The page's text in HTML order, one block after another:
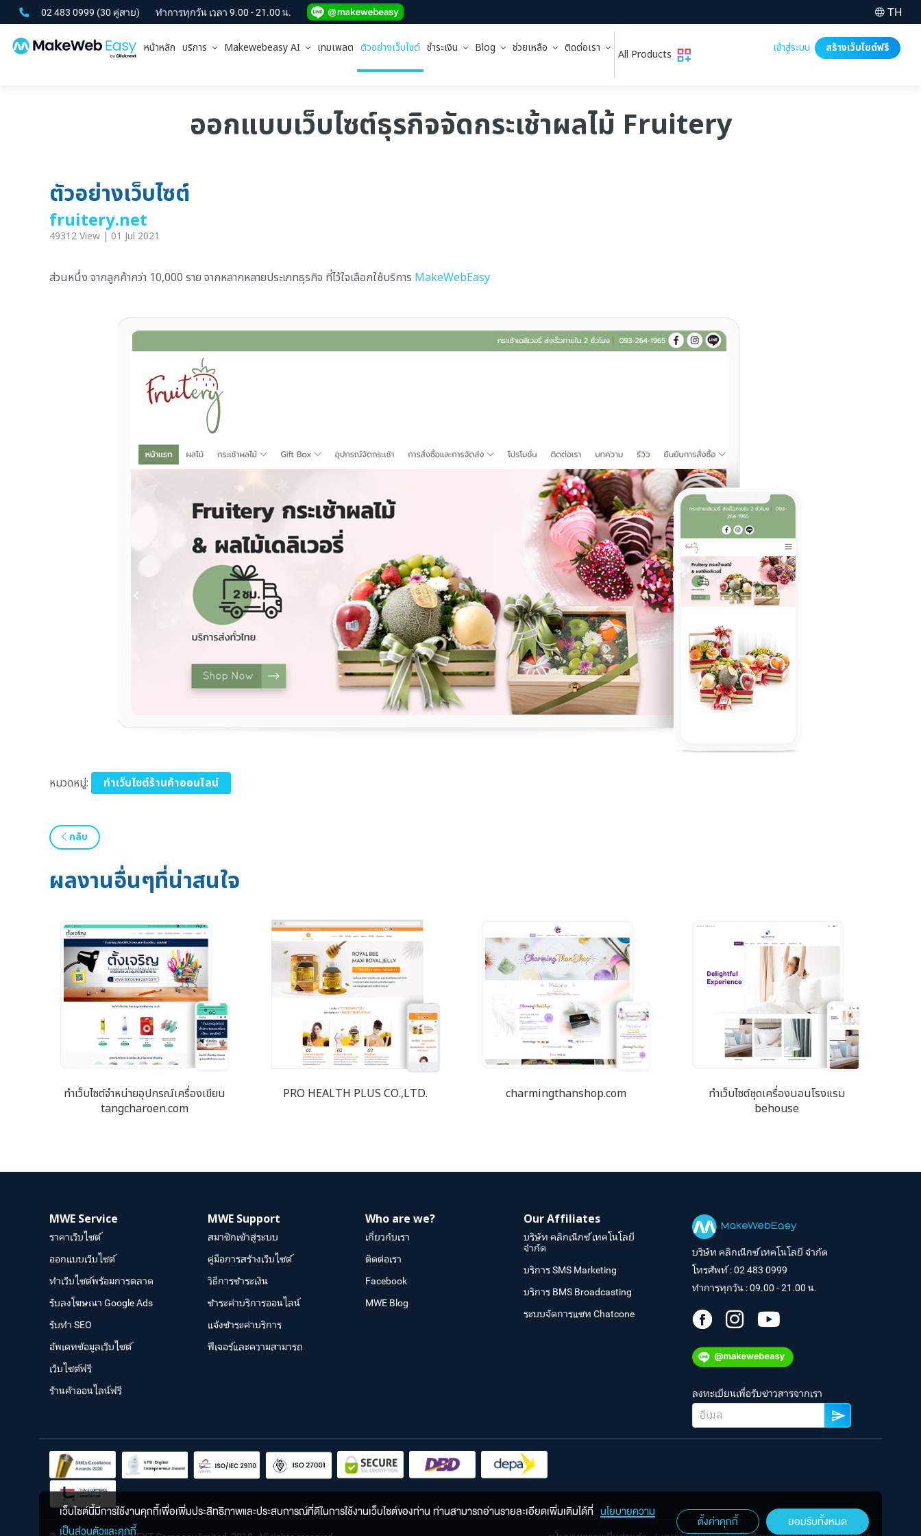
02 483 0999 (30 คู่สาย) ทำการทุกวัน เวลา 9.00 - 21.00 น. TH
หน้าหลัก บริการ Makewebeasy AI เทมเพลต ตัวอย่างเว็บไซต์ ชำระเงิน Blog ช่วยเหลือ ติดต่อเรา All Products เข้าสู่ระบบ สร้างเว็บไซต์ฟรี
ออกแบบเว็บไซต์ธุรกิจจัดกระเช้าผลไม้ Fruitery
ตัวอย่างเว็บไซต์
fruitery.net
49312 View | 01 Jul 2021
ส่วนหนึ่ง จากลูกค้ากว่า 10,000 ราย จากหลากหลายประเภทธุรกิจ ที่ไว้ใจเลือกใช้บริการ MakeWebEasy
หมวดหมู่: ทำเว็บไซต์ร้านค้าออนไลน์
กลับ
ผลงานอื่นๆที่น่าสนใจ
ทำเว็บไซต์จำหน่ายอุปกรณ์เครื่องเขียน
tangcharoen.com
PRO HEALTH PLUS CO.,LTD. charmingthanshop.com
ทำเว็บไซต์ชุดเครื่องนอนโรงแรม
behouse
MWE Service
ราคาเว็บไซต์
ออกแบบเว็บไซต์
ทำเว็บไซต์พร้อมการตลาด
รับลงโฆษณา Google Ads
รับทำ SEO
อัพเดทข้อมูลเว็บไซต์
เว็บไซต์ฟรี
ร้านค้าออนไลน์ฟรี
MWE Support
สมาชิกเข้าสู่ระบบ
คู่มือการสร้างเว็บไซต์
วิธีการชำระเงิน
ชำระค่าบริการออนไลน์
แจ้งชำระค่าบริการ
ฟีเจอร์และความสามารถ
Who are we?
เกี่ยวกับเรา
ติดต่อเรา
Facebook
MWE Blog
Our Affiliates
บริษัท คลิกเน็กซ์ เทคโนโลยี
จำกัด
บริการ SMS Marketing
บริการ BMS Broadcasting
ระบบจัดการแชท Chatcone
บริษัท คลิกเน็กซ์ เทคโนโลยี จำกัด
โทรศัพท์ :02 483 0999
ทำการทุกวัน : 09.00 - 21.00 น.
ลงทะเบียนเพื่อรับข่าวสารจากเรา
เว็บไซต์นี้มีการใช้งานคุกกี้เพื่อเพิ่มประสิทธิภาพและประสบการณ์ที่ดีในการใช้งานเว็บไซต์ของท่าน ท่านสามารถอ่านรายละเอียดเพิ่มเติมได้ที่ นโยบายความ
เป็นส่วนตัวและคุกกี้
ตั้งค่าคุกกี้ ยอมรับทั้งหมด